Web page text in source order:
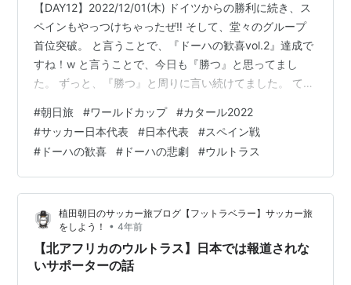
【DAY12】2022/12/01(木) ドイツからの勝利に続き、ス
ペインもやっつけちゃったぜ‼️ そして、堂々のグループ
首位突破。 と言うことで、『ドーハの歓喜vol.2』達成で
すね！w と言うことで、今日も『勝つ』と思ってまし
た。 ずっと、『勝つ』と周りに言い続けてました。 て
て⁉️』 それは今日の会場が相性が良すぎる【カリファス
タジアム】だったからです。 そうカリファはオレ達のホ
ームなんです‼️ そんな感じで、スペイン戦について書い
ていきましょう。 【DAY12】2022/12/01(木) ◆試合前か
ら勝つと思ってました！ ◆カリファス…
#朝日旅 #ワールドカップ #カタール2022
#サッカー日本代表 #日本代表 #スペイン戦
# ドーハの歓喜 # ドーハの悲劇 #ウルトラス
植田朝日のサッカー旅ブログ【フットラベラー】サッカー旅
をしよう！
• 4年前
【北アフリカのウルトラス】日本では報道されな
いサポーターの話